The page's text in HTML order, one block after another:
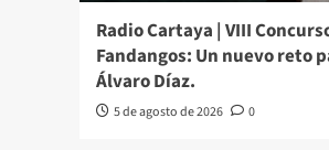
Radio Cartaya | VIII
Fandangos: Un nuevo reto
Álvaro Díaz.
5 de agosto de 2026 0